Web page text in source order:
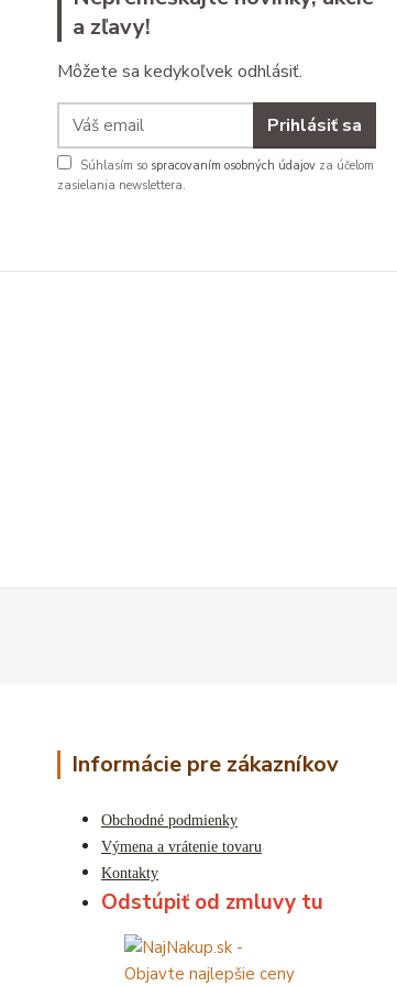
a zľavy!
Môžete sa kedykoľvek odhlásiť.
Prihlásiť sa
Súhlasím so spracovaním osobných údajov za účelom
zasielania newslettera.
Informácie pre zákazníkov
Obchodné podmienky
Výmena a vrátenie tovaru
Kontakty
Odstúpiť od zmluvy tu